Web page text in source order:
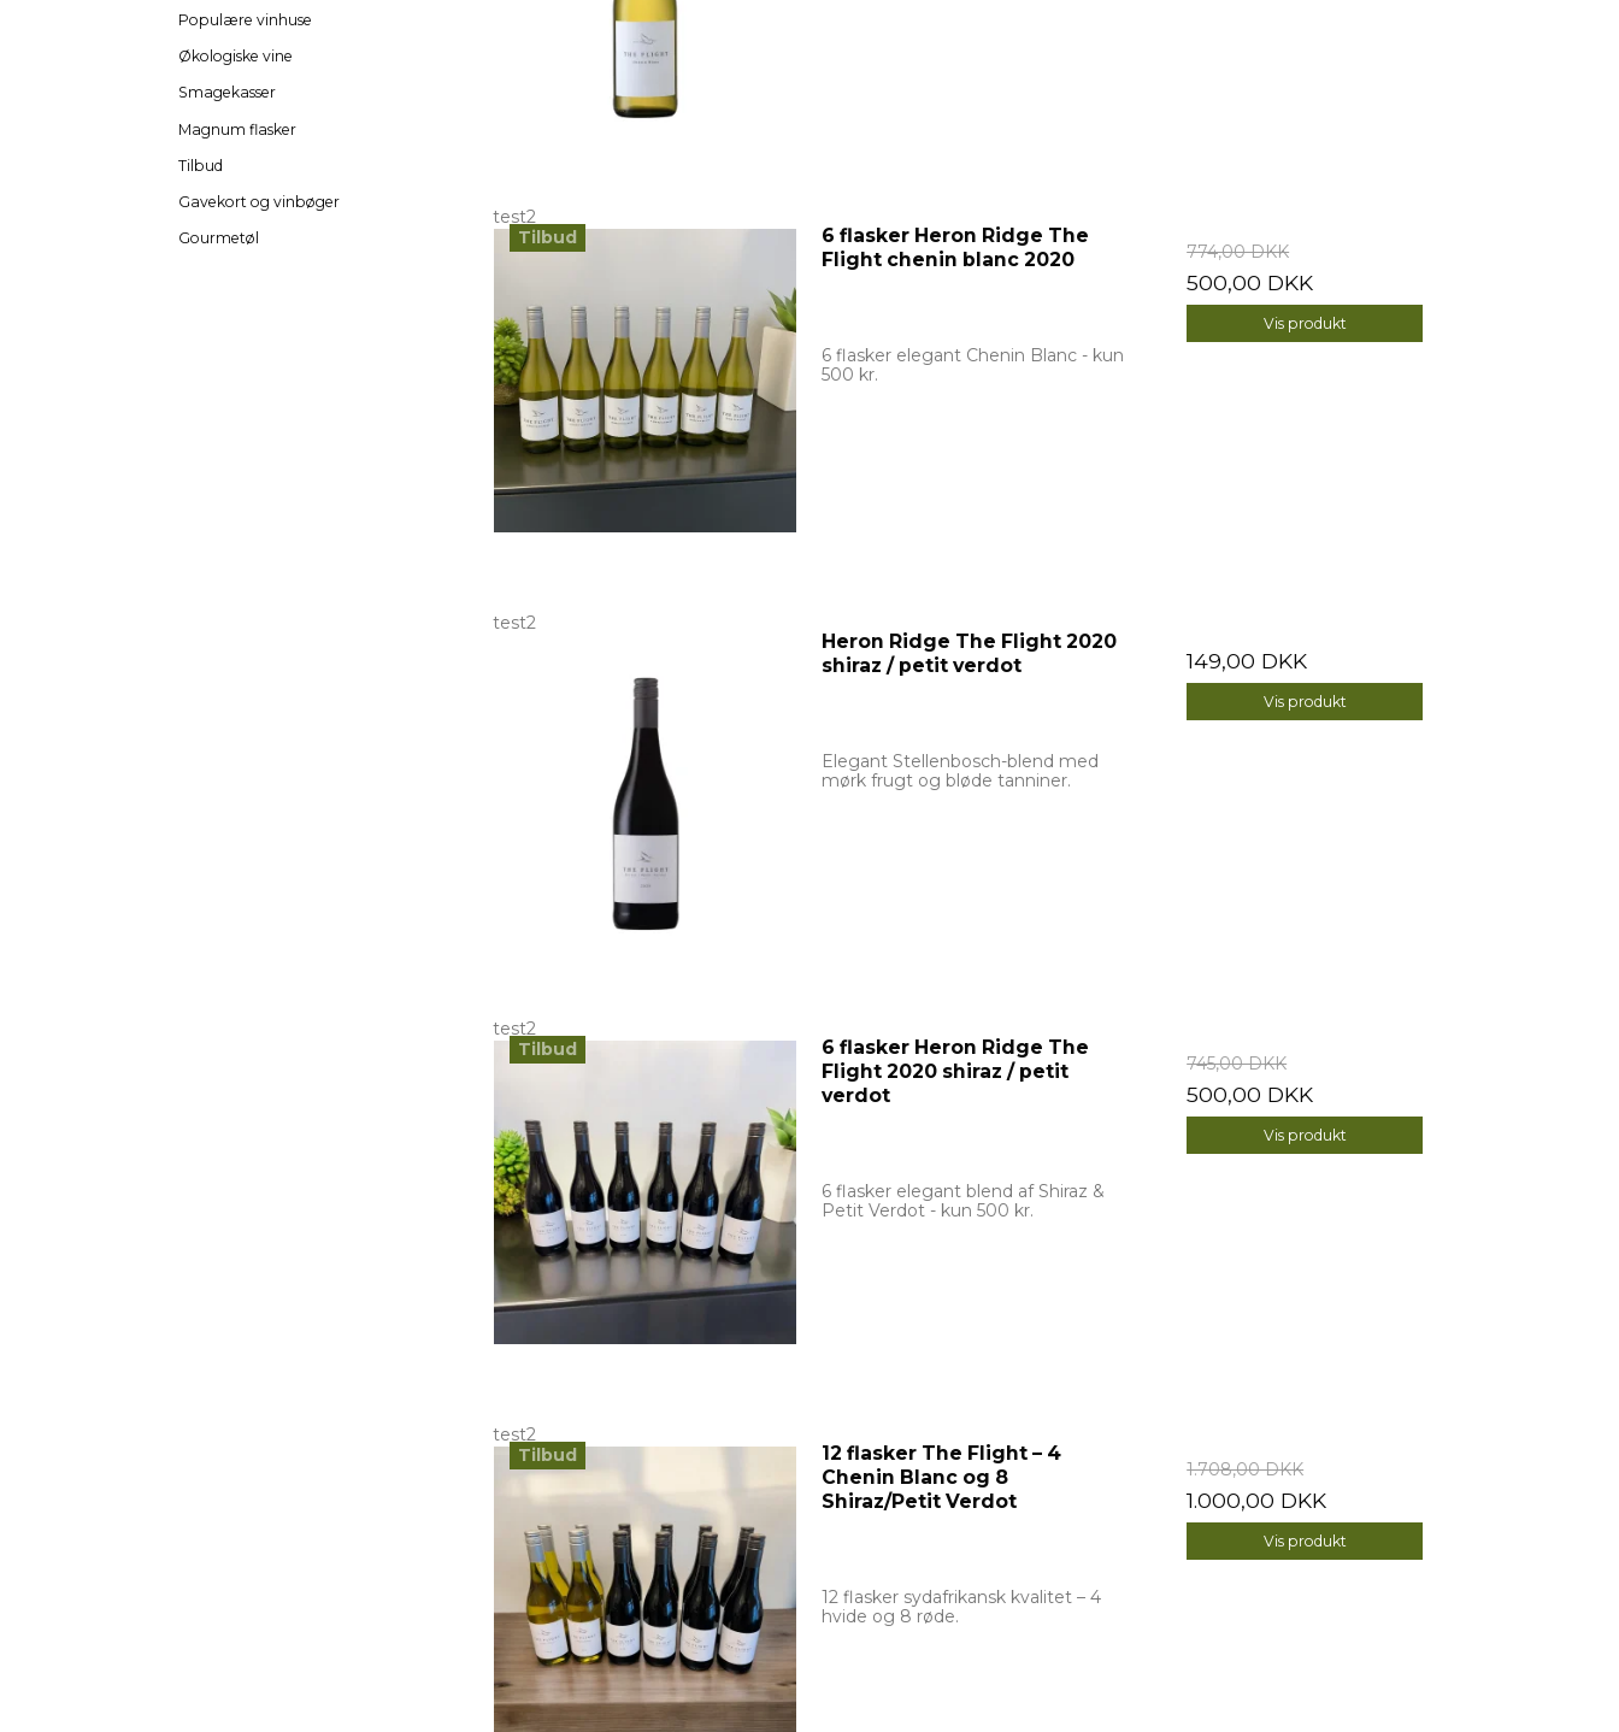
Populære vinhuse
Økologiske vine
Smagekasser
Magnum flasker
Tilbud
Gavekort og vinbøger
Gourmetøl Tilbud
test2
6 flasker Heron Ridge The
Flight chenin blanc 2020
6 flasker elegant Chenin Blanc - kun
500 kr.
774,00 DKK
500,00 DKK
Vis produkt
test2
Heron Ridge The Flight 2020
shiraz / petit verdot
Elegant Stellenbosch-blend med
mørk frugt og bløde tanniner.
149,00 DKK
Vis produkt
Tilbud
test2
6 flasker Heron Ridge The
Flight 2020 shiraz / petit
verdot
6 flasker elegant blend af Shiraz &
Petit Verdot - kun 500 kr.
745,00 DKK
500,00 DKK
Vis produkt
Tilbud
test2
12 flasker The Flight – 4
Chenin Blanc og 8
Shiraz/Petit Verdot
12 flasker sydafrikansk kvalitet – 4
hvide og 8 røde.
1.708,00 DKK
1.000,00 DKK
Vis produkt